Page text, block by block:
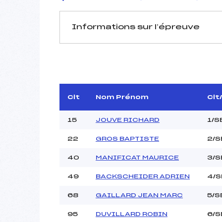
Informations sur l’épreuve
D.T Adjoint :
Dir. Epreuve :
Pénalité appliquée :
Catégorie :
Clt Nom Prénom
15 JOUVE RICHARD 1/
22 GROS BAPTISTE 2/
40 MANIFICAT MAURICE 3/
49 BACKSCHEIDER ADRIEN 4/
68 GAILLARD JEAN MARC 5/
95 DUVILLARD ROBIN 6/